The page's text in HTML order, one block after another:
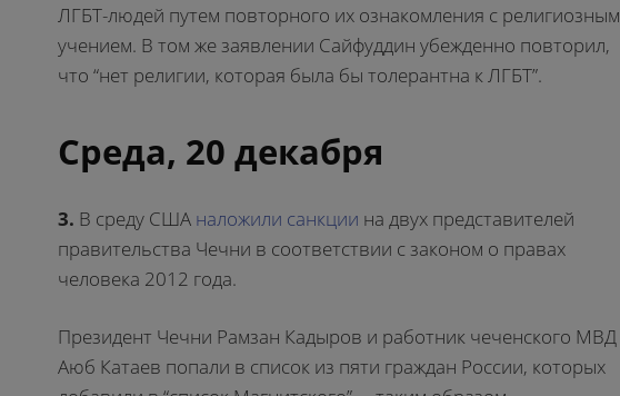
ЛГБТ-людей путем повторного их ознакомления с религиозным
учением. В том же заявлении Сайфуддин убежденно повторил,
что “нет религии, которая была бы толерантна к ЛГБТ”.
Среда, 20 декабря
3. В среду США наложили санкции на двух представителей
правительства Чечни в соответствии с законом о правах
человека 2012 года.
Президент Чечни Рамзан Кадыров и работник чеченского МВД
Аюб Катаев попали в список из пяти граждан России, которых